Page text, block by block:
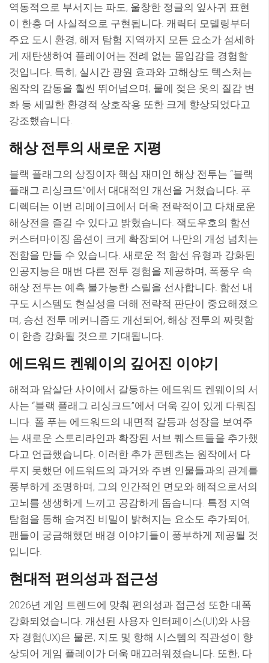
역동적으로 부서지는 파도, 울창한 정글의 잎사귀 표현
이 한층 더 사실적으로 구현됩니다. 캐릭터 모델링부터
주요 도시 환경, 해저 탐험 지역까지 모든 요소가 섬세하
게 재탄생하여 플레이어는 전례 없는 몰입감을 경험할
것입니다. 특히, 실시간 광원 효과와 고해상도 텍스처는
원작의 감동을 훨씬 뛰어넘으며, 물에 젖은 옷의 질감 변
화 등 세밀한 환경적 상호작용 또한 크게 향상되었다고
강조했습니다.
해상 전투의 새로운 지평
블랙 플래그의 상징이자 핵심 재미인 해상 전투는 “블랙
플래그 리싱크드”에서 대대적인 개선을 거쳤습니다. 푸
디렉터는 이번 리메이크에서 더욱 전략적이고 다채로운
해상전을 즐길 수 있다고 밝혔습니다. 잭도우호의 함선
커스터마이징 옵션이 크게 확장되어 나만의 개성 넘치는
전함을 만들 수 있습니다. 새로운 적 함선 유형과 강화된
인공지능은 매번 다른 전투 경험을 제공하며, 폭풍우 속
해상 전투는 예측 불가능한 스릴을 선사합니다. 함선 내
구도 시스템도 현실성을 더해 전략적 판단이 중요해졌으
며, 승선 전투 메커니즘도 개선되어, 해상 전투의 짜릿함
이 한층 강화될 것으로 기대됩니다.
에드워드 켄웨이의 깊어진 이야기
해적과 암살단 사이에서 갈등하는 에드워드 켄웨이의 서
사는 “블랙 플래그 리싱크드”에서 더욱 깊이 있게 다뤄집
니다. 폴 푸는 에드워드의 내면적 갈등과 성장을 보여주
는 새로운 스토리라인과 확장된 서브 퀘스트들을 추가했
다고 언급했습니다. 이러한 추가 콘텐츠는 원작에서 다
루지 못했던 에드워드의 과거와 주변 인물들과의 관계를
풍부하게 조명하며, 그의 인간적인 면모와 해적으로서의
고뇌를 생생하게 느끼고 공감하게 돕습니다. 특정 지역
탐험을 통해 숨겨진 비밀이 밝혀지는 요소도 추가되어,
팬들이 궁금해했던 배경 이야기들이 풍부하게 제공될 것
입니다.
현대적 편의성과 접근성
2026년 게임 트렌드에 맞춰 편의성과 접근성 또한 대폭
강화되었습니다. 개선된 사용자 인터페이스(UI)와 사용
자 경험(UX)은 물론, 지도 및 항해 시스템의 직관성이 향
상되어 게임 플레이가 더욱 매끄러워졌습니다. 또한, 다